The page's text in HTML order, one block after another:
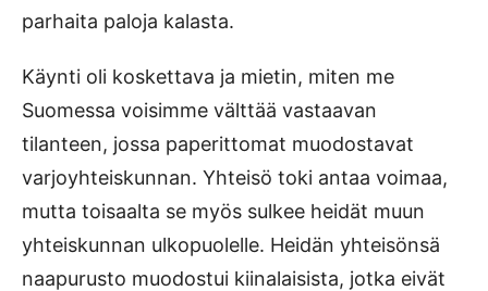
parhaita paloja kalasta.
Käynti oli koskettava ja mietin, miten me
Suomessa voisimme välttää vastaavan
tilanteen, jossa paperittomat muodostavat
varjoyhteiskunnan. Yhteisö toki antaa voimaa,
mutta toisaalta se myös sulkee heidät muun
yhteiskunnan ulkopuolelle. Heidän yhteisönsä
naapurusto muodostui kiinalaisista, jotka eivät